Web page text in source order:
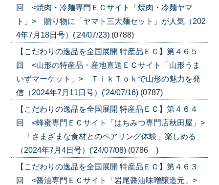
回 <焼肉・冷麺専門ＥＣサイト「焼肉・冷麺ヤマ
ト」> 贈り物に「ヤマト三大麺セット」が人気（202
4年7月18日号）('24/07/23) (0788)
【こだわりの逸品を全国展開 特産品ＥＣ】第４６５
回 <山形の特産品・産地直送ＥＣサイト「山形うま
いずマーケット」> ＴｉｋＴｏｋで山形の魅力を発
信（2024年7月11日号）('24/07/16) (0787)
【こだわりの逸品を全国展開 特産品ＥＣ】第４６４
回 <蜂蜜専門ＥＣサイト「はちみつ専門店秋田屋」>
「さまざまな食材とのペアリング体験」楽しめる
（2024年7月4日号）('24/07/08) (0786 )
【こだわりの逸品を全国展開 特産品ＥＣ】第４６３
回 <醤油専門ＥＣサイト「岩尾醤油味噌醸造元」>